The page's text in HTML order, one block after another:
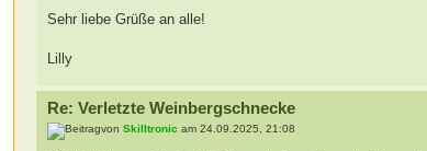
Sehr liebe Grüße an alle!
Lilly
Re: Verletzte Weinbergschnecke
vonSkilltronic am 24.09.2025, 21:08